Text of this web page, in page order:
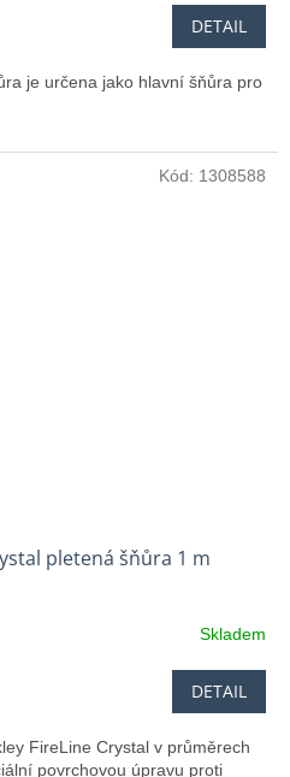
DETAIL
je určena jako hlavní šňůra pro
pletená šňůra 1 m
Skladem
DETAIL
FireLine Crystal v průměrech
povrchovou úpravu proti
Kód: 1308588